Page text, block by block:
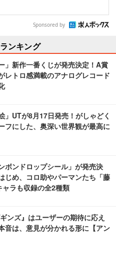
Sponsored by
ンキング
」新作一番くじが発売決定！A賞
レトロ感満載のアナログレコード
」UTが8月17日発売！がしゃどく
フにした、奥深い世界観が最高に
ボンドロップシール」が発売決
じめ、コロ助やパーマンたち「藤
ャラも収録の全2種類
ンズ』はユーザーの期待に応え
音は、意見が分かれる形に【アン